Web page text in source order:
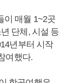
이 매월 1~2곳
단체, 시설 등
년부터 시작
여했다.